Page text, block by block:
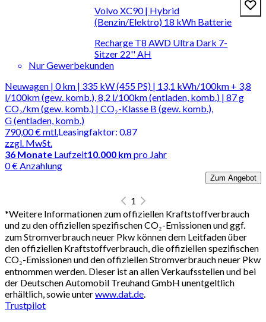
Volvo XC90 | Hybrid
(Benzin/Elektro) 18 kWh Batterie
Recharge T8 AWD Ultra Dark 7-
Sitzer 22'' AH
Nur Gewerbekunden
Neuwagen | 0 km | 335 kW (455 PS) | 13,1 kWh/100km + 3,8
l/100km (gew. komb.), 8,2 l/100km (entladen, komb.) | 87 g
CO₂/km (gew. komb.) | CO₂-Klasse B (gew. komb.),
G (entladen, komb.)
790,00 €mtl.
zzgl. MwSt.
Leasingfaktor: 0.87
36 Monate Laufzeit10.000 km pro Jahr
0 € Anzahlung
Zum Angebot
1
*Weitere Informationen zum offiziellen Kraftstoffverbrauch
und zu den offiziellen spezifischen CO₂-Emissionen und ggf.
zum Stromverbrauch neuer Pkw können dem Leitfaden über
den offiziellen Kraftstoffverbrauch, die offiziellen spezifischen
CO₂-Emissionen und den offiziellen Stromverbrauch neuer Pkw
entnommen werden. Dieser ist an allen Verkaufsstellen und bei
der Deutschen Automobil Treuhand GmbH unentgeltlich
erhältlich, sowie unterwww.dat.de
Trustpilot